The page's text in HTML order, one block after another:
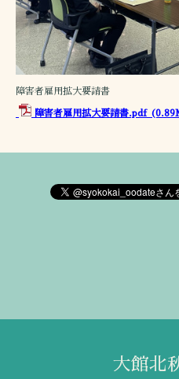
障害者雇用拡大要請書
障害者雇用拡大要請書.pdf
大館北